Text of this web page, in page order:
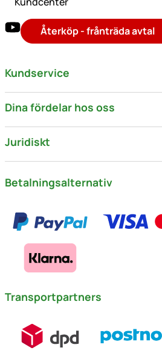
Återköp - frånträda avtal
Kundservice
Dina fördelar hos oss
Juridiskt
Betalningsalternativ
Transportpartners